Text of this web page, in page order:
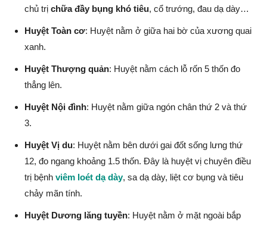
chủ trị chữa đầy bụng khó tiêu, cổ trướng, đau dạ dày…
Huyệt Toàn cơ: Huyệt nằm ở giữa hai bờ của xương quai
xanh.
Huyệt Thượng quản: Huyệt nằm cách lỗ rốn 5 thốn đo
thẳng lên.
Huyệt Nội đình: Huyệt nằm giữa ngón chân thứ 2 và thứ
3.
Huyệt Vị du: Huyệt nằm bên dưới gai đốt sống lưng thứ
12, đo ngang khoảng 1.5 thốn. Đây là huyệt vị chuyên điều
trị bệnh viêm loét dạ dày, sa dạ dày, liệt cơ bụng và tiêu
chảy mãn tính.
Huyệt Dương lăng tuyền: Huyệt nằm ở mặt ngoài bắp